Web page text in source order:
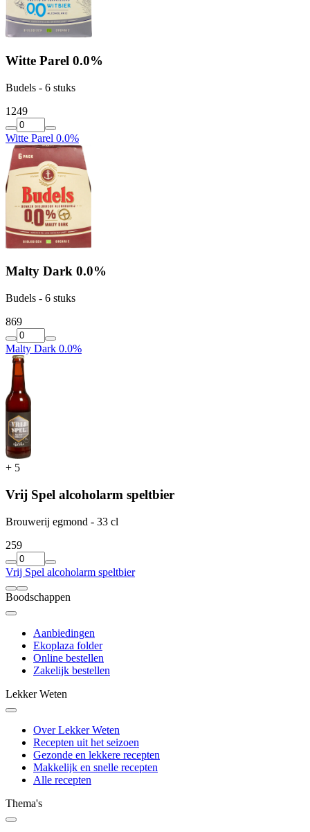
Witte Parel 0.0%
Budels - 6 stuks
1249
Witte Parel 0.0%
Malty Dark 0.0%
Budels - 6 stuks
869
Malty Dark 0.0%
+ 5
Vrij Spel alcoholarm speltbier
Brouwerij egmond - 33 cl
259
Vrij Spel alcoholarm speltbier
Boodschappen
Aanbiedingen
Ekoplaza folder
Online bestellen
Zakelijk bestellen
Lekker Weten
Over Lekker Weten
Recepten uit het seizoen
Gezonde en lekkere recepten
Makkelijk en snelle recepten
Alle recepten
Thema's